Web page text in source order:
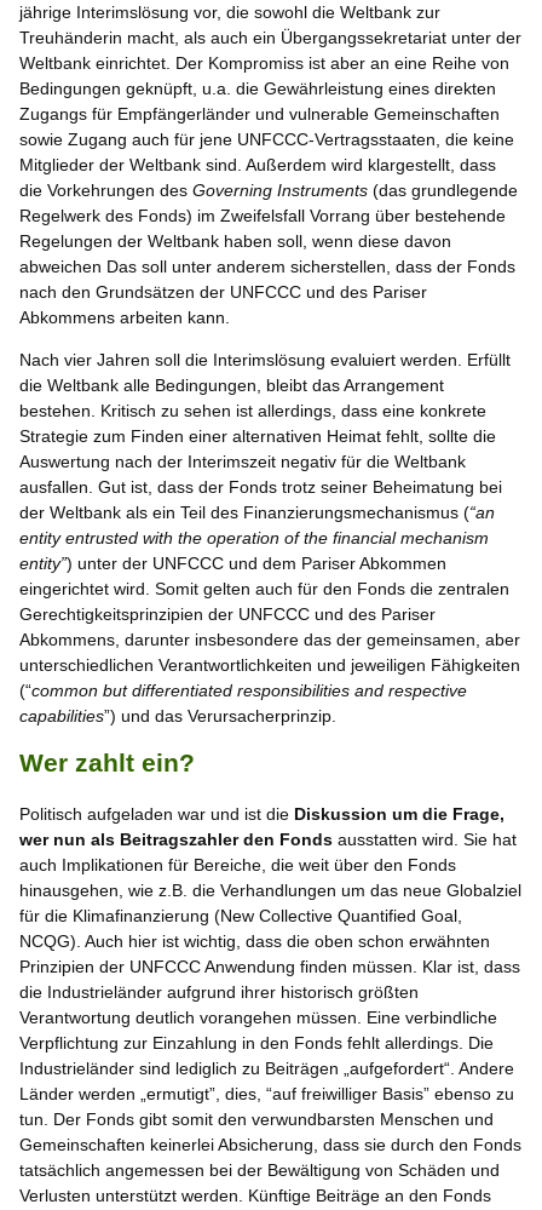
jährige Interimslösung vor, die sowohl die Weltbank zur
Treuhänderin macht, als auch ein Übergangssekretariat unter der
Weltbank einrichtet. Der Kompromiss ist aber an eine Reihe von
Bedingungen geknüpft, u.a. die Gewährleistung eines direkten
Zugangs für Empfängerländer und vulnerable Gemeinschaften
sowie Zugang auch für jene UNFCCC-Vertragsstaaten, die keine
Mitglieder der Weltbank sind. Außerdem wird klargestellt, dass
die Vorkehrungen des Governing Instruments (das grundlegende
Regelwerk des Fonds) im Zweifelsfall Vorrang über bestehende
Regelungen der Weltbank haben soll, wenn diese davon
abweichen Das soll unter anderem sicherstellen, dass der Fonds
nach den Grundsätzen der UNFCCC und des Pariser
Abkommens arbeiten kann.
Nach vier Jahren soll die Interimslösung evaluiert werden. Erfüllt
die Weltbank alle Bedingungen, bleibt das Arrangement
bestehen. Kritisch zu sehen ist allerdings, dass eine konkrete
Strategie zum Finden einer alternativen Heimat fehlt, sollte die
Auswertung nach der Interimszeit negativ für die Weltbank
ausfallen. Gut ist, dass der Fonds trotz seiner Beheimatung bei
der Weltbank als ein Teil des Finanzierungsmechanismus (“an
entity entrusted with the operation of the financial mechanism
entity”) unter der UNFCCC und dem Pariser Abkommen
eingerichtet wird. Somit gelten auch für den Fonds die zentralen
Gerechtigkeitsprinzipien der UNFCCC und des Pariser
Abkommens, darunter insbesondere das der gemeinsamen, aber
unterschiedlichen Verantwortlichkeiten und jeweiligen Fähigkeiten
(“common but differentiated responsibilities and respective
capabilities”) und das Verursacherprinzip.
Wer zahlt ein?
Politisch aufgeladen war und ist die Diskussion um die Frage,
wer nun als Beitragszahler den Fonds ausstatten wird. Sie hat
auch Implikationen für Bereiche, die weit über den Fonds
hinausgehen, wie z.B. die Verhandlungen um das neue Globalziel
für die Klimafinanzierung (New Collective Quantified Goal,
NCQG). Auch hier ist wichtig, dass die oben schon erwähnten
Prinzipien der UNFCCC Anwendung finden müssen. Klar ist, dass
die Industrieländer aufgrund ihrer historisch größten
Verantwortung deutlich vorangehen müssen. Eine verbindliche
Verpflichtung zur Einzahlung in den Fonds fehlt allerdings. Die
Industrieländer sind lediglich zu Beiträgen „aufgefordert“. Andere
Länder werden „ermutigt”, dies, “auf freiwilliger Basis” ebenso zu
tun. Der Fonds gibt somit den verwundbarsten Menschen und
Gemeinschaften keinerlei Absicherung, dass sie durch den Fonds
tatsächlich angemessen bei der Bewältigung von Schäden und
Verlusten unterstützt werden. Künftige Beiträge an den Fonds